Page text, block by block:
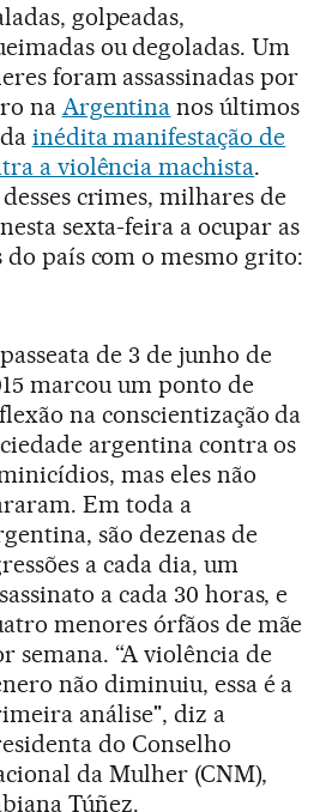
golpeadas,
ou degoladas. Um
foram assassinadas por
na Argentina nos últimos
inédita manifestação de
a violência machista.
crimes, milhares de
sexta-feira a ocupar as
país com o mesmo grito:
de 3 de junho de
marcou um ponto de
na conscientização da
argentina contra os
mas eles não
Em toda a
são dezenas de
a cada dia, um
a cada 30 horas, e
menores órfãos de mãe
semana. “A violência de
não diminuiu, essa é a
análise", diz a
do Conselho
da Mulher (CNM),
Túñez.